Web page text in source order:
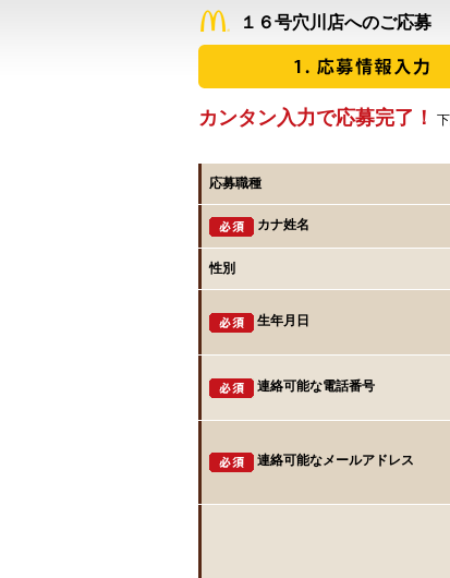
１６号穴川店へのご応募
カンタン入力で応募完了！
応募職種
カナ姓名
性別
生年月日
連絡可能な電話番号
連絡可能なメールアドレス